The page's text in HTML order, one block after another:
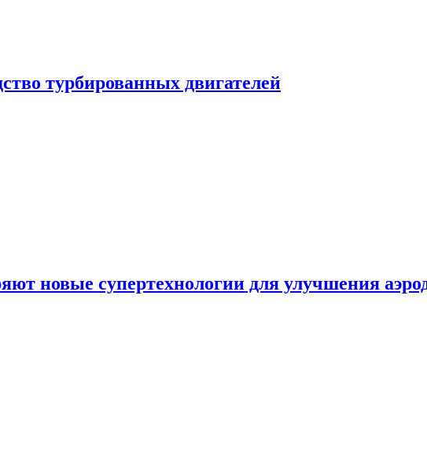
турбированных двигателей
новые супертехнологии для улучшения